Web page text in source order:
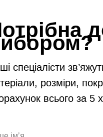
спеціалісти
розміри,
всього за 5